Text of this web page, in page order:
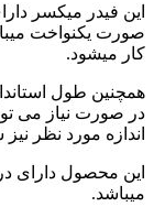
این فیدر میکسر
صورت یکنواخت
کار میشود.
در صورت نیاز می
اندازه مورد نظر
این محصول دارای
میباشد.